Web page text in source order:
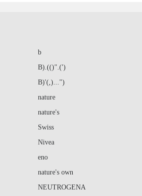
b
B).(()".(')
B)'(,)...")
nature
nature's
Swiss
Nivea
eno
nature's own
NEUTROGENA